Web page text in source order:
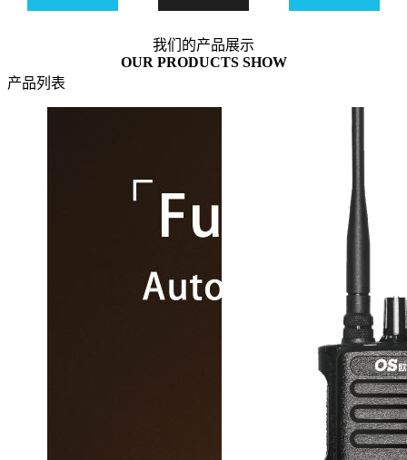
我们的产品展示
OUR PRODUCTS SHOW
产品列表